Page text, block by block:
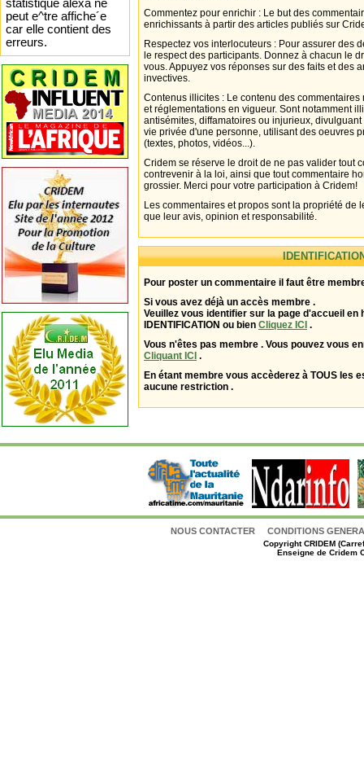
Commentez pour enrichir : Le but des
enrichissants à partir des articles publiés sur
Respectez vos interlocuteurs : Pour assurer des
le respect des participants. Donnez à chacun le
vous. Appuyez vos réponses sur des faits et des
invectives.
Contenus illicites : Le contenu des
et réglementations en vigueur. Sont notamment
antisémites, diffamatoires ou injurieux,
vie privée d'une personne, utilisant des oeuvres
(textes, photos, vidéos...).
Cridem se réserve le droit de ne pas valider tout
contrevenir à la loi, ainsi que tout commentaire
grossier. Merci pour votre participation à Cridem!
Les commentaires et propos sont la propriété de
que leur avis, opinion et responsabilité.
Pour poster un commentaire il faut être
Si vous avez déjà un accès membre .
Veuillez vous identifier sur la page d'accueil en
IDENTIFICATION ou bien Cliquez ICI .
Vous n'êtes pas membre . Vous pouvez vous
Cliquant ICI .
En étant membre vous accèderez à TOUS les
aucune restriction .
NOUS CONTACTER CONDITIONS
CopyrightCRIDEM
Enseigne de Cridem